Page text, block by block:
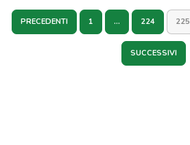
PRECEDENTI 1 … 224 225
SUCCESSIVI